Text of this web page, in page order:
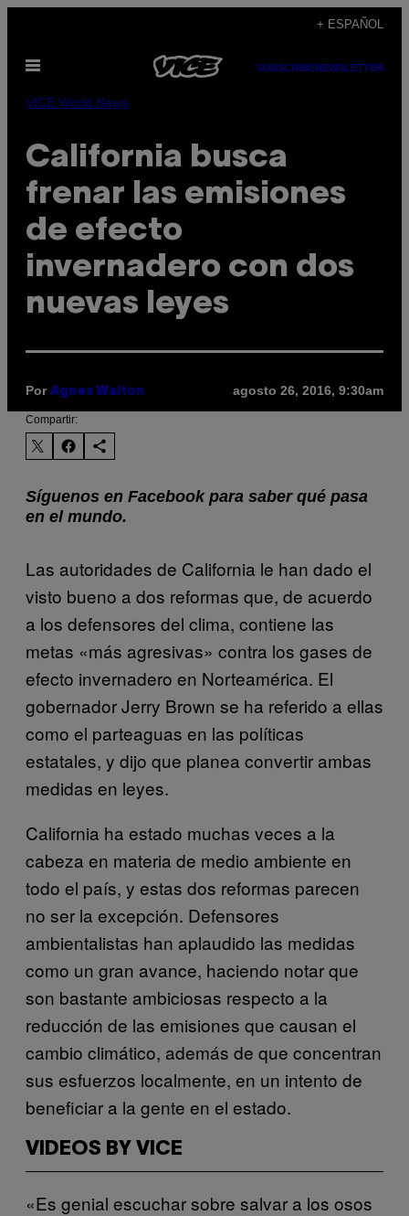
contenido
+ ESPAÑOL
Abrir
SUBSCRIBENEWSLETTER
VICE World News
California busca
frenar las emisiones
de efecto
invernadero con dos
nuevas leyes
Por Agnes Walton agosto 26, 2016, 9:30am
Compartir:
Síguenos en Facebook para saber qué pasa
en el mundo.
Las autoridades de California le han dado el
visto bueno a dos reformas que, de acuerdo
a los defensores del clima, contiene las
metas «más agresivas» contra los gases de
efecto invernadero en Norteamérica. El
gobernador Jerry Brown se ha referido a ellas
como el parteaguas en las políticas
estatales, y dijo que planea convertir ambas
medidas en leyes.
California ha estado muchas veces a la
cabeza en materia de medio ambiente en
todo el país, y estas dos reformas parecen
no ser la excepción. Defensores
ambientalistas han aplaudido las medidas
como un gran avance, haciendo notar que
son bastante ambiciosas respecto a la
reducción de las emisiones que causan el
cambio climático, además de que concentran
sus esfuerzos localmente, en un intento de
beneficiar a la gente en el estado.
VIDEOS BY VICE
«Es genial escuchar sobre salvar a los osos